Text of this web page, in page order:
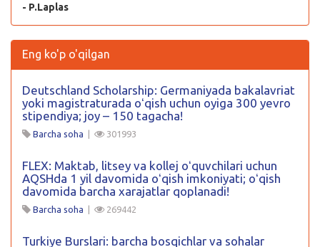
- P.Laplas
Eng ko'p o'qilgan
Deutschland Scholarship: Germaniyada bakalavriat
yoki magistraturada oʻqish uchun oyiga 300 yevro
stipendiya; joy – 150 tagacha!
Barcha soha | 301993
FLEX: Maktab, litsey va kollej oʻquvchilari uchun
AQSHda 1 yil davomida oʻqish imkoniyati; oʻqish
davomida barcha xarajatlar qoplanadi!
Barcha soha | 269442
Turkiye Burslari: barcha bosqichlar va sohalar